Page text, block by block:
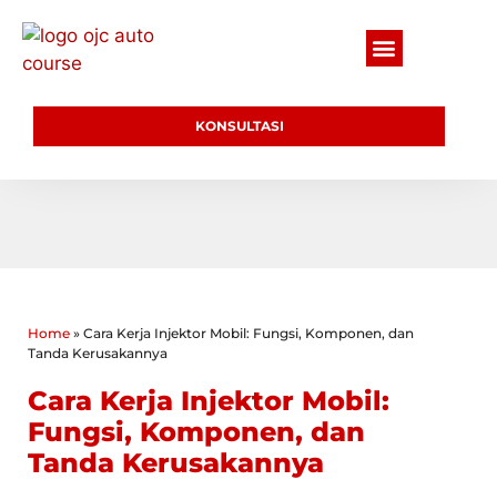
KONSULTASI
Home » Cara Kerja Injektor Mobil: Fungsi, Komponen, dan
Tanda Kerusakannya
Cara Kerja Injektor Mobil:
Fungsi, Komponen, dan
Tanda Kerusakannya